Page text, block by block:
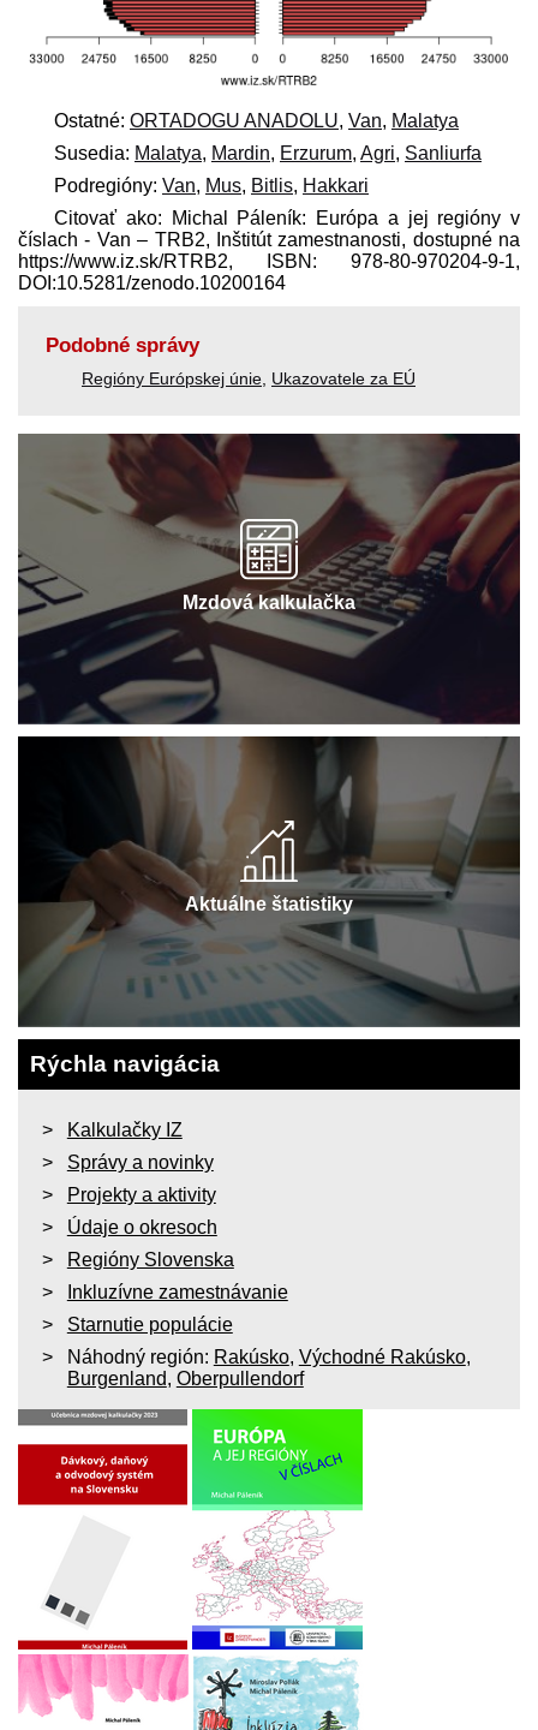
Ostatné: ORTADOGU ANADOLU, Van, Malatya
Susedia: Malatya, Mardin, Erzurum, Agri, Sanliurfa
Podregióny: Van, Mus, Bitlis, Hakkari
Citovať ako: Michal Páleník: Európa a jej regióny v
číslach - Van – TRB2, Inštitút zamestnanosti, dostupné na
https://www.iz.sk/​RTRB2, ISBN: 978-80-970204-9-1,
DOI:10.5281/zenodo.10200164
Podobné správy
Regióny Európskej únie Ukazovatele za EÚ
Mzdová kalkulačka
Aktuálne štatistiky
Rýchla navigácia
Kalkulačky IZ
Správy a novinky
Projekty a aktivity
Údaje o okresoch
Regióny Slovenska
Inkluzívne zamestnávanie
Starnutie populácie
Náhodný región: Rakúsko, Východné Rakúsko,
Burgenland, Oberpullendorf